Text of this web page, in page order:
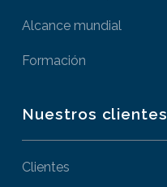
Alcance mundial
Formación
Nuestros clientes
Clientes